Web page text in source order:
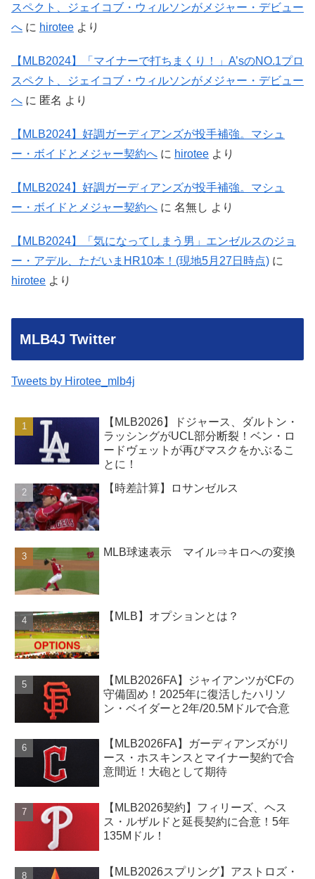
スペクト、ジェイコブ・ウィルソンがメジャー・デビュー
へ に hirotee より
【MLB2024】「マイナーで打ちまくり！」A’sのNO.1プロ
スペクト、ジェイコブ・ウィルソンがメジャー・デビュー
へ に 匿名 より
【MLB2024】好調ガーディアンズが投手補強。マシュ
ー・ボイドとメジャー契約へ に hirotee より
【MLB2024】好調ガーディアンズが投手補強。マシュ
ー・ボイドとメジャー契約へ に 名無し より
【MLB2024】「気になってしまう男」エンゼルスのジョ
ー・アデル、ただいまHR10本！(現地5月27日時点) に
hirotee より
MLB4J Twitter
Tweets by Hirotee_mlb4j
【MLB2026】ドジャース、ダルトン・
ラッシングがUCL部分断裂！ベン・ロ
ードヴェットが再びマスクをかぶるこ
とに！
【時差計算】ロサンゼルス
MLB球速表示 マイル⇒キロへの変換
【MLB】オプションとは？
【MLB2026FA】ジャイアンツがCFの
守備固め！2025年に復活したハリソ
ン・ベイダーと2年/20.5Mドルで合意
【MLB2026FA】ガーディアンズがリ
ース・ホスキンスとマイナー契約で合
意間近！大砲として期待
【MLB2026契約】フィリーズ、ヘス
ス・ルザルドと延長契約に合意！5年
135Mドル！
【MLB2026スプリング】アストロズ・